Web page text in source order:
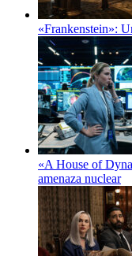
«Frankenstein»:
«A House of
amenaza nuclear